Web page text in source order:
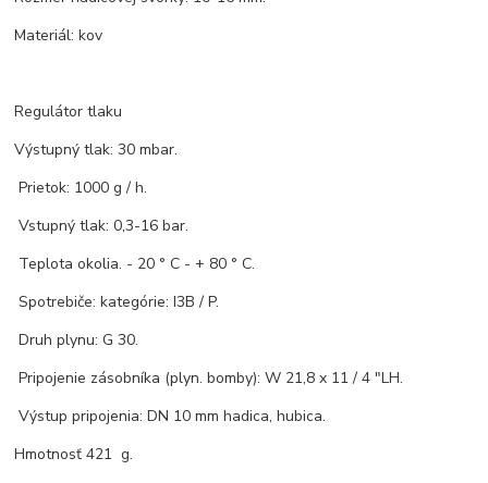
Materiál: kov
Regulátor tlaku
Výstupný tlak: 30 mbar.
Prietok: 1000 g / h.
Vstupný tlak: 0,3-16 bar.
Teplota okolia. - 20 ° C - + 80 ° C.
Spotrebiče: kategórie: I3B / P.
Druh plynu: G 30.
Pripojenie zásobníka (plyn. bomby): W 21,8 x 11 / 4 "LH.
Výstup pripojenia: DN 10 mm hadica, hubica.
Hmotnosť 421 g.